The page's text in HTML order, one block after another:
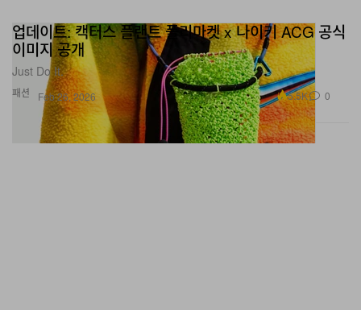
패션
업데이트: 캑터스 플랜트 플리마켓 x 나이키 ACG 공식
이미지 공개
Just Do It.
Feb 26, 2026 5.5K 0